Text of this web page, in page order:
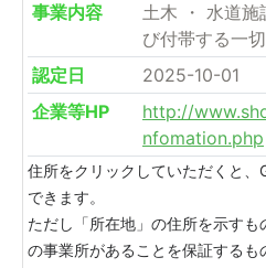
事業内容
土木 ・ 水道施
び付帯する一
認定日
2025-10-01
企業等HP
http://
nfomation.php
住所をクリックしていただくと
できます。
ただし「所在地」の住所を示す
の事業所があることを保証するも